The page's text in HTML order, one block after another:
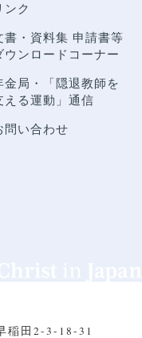
ンク
書・資料集 申請書等
ウンロードコーナー
金局・
「隠退教師を
える運動」通信
問い合わせ
稲田2-3-18-31